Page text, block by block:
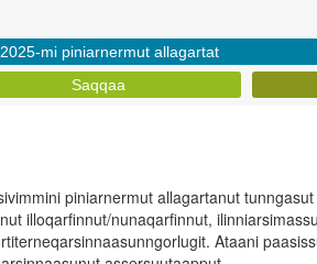
Saqqaa
2025-mi piniarnermut allagartat